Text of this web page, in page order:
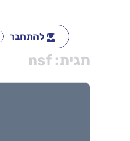
להתחבר
תגית: nsf